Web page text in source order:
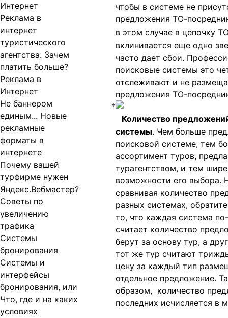
Интернет
Реклама в
интернет
туристического
агентства. Зачем
платить больше?
Реклама в
Интернет
Не баннером
единым... Новые
рекламные
форматы в
интернете
Почему вашей
турфирме нужен
Яндекс.Вебмастер?
Советы по
увеличению
трафика
Системы
бронирования
Системы и
интерфейсы
бронирования, или
Что, где и на каких
условиях
чтобы в системе не
предложения ТО-
в этом случае в цепочку
вклинивается еще одно
часто дает сбои.
поисковые системы это
отслеживают и не
предложения ТО-
Количество
системы. Чем больше
поисковой системе, тем
ассортимент туров,
турагентством, и тем шире
возможности его выбора.
сравнивая количество
разных системах,
то, что каждая система
считает количество
берут за основу тур, а
тот же тур считают
цену за каждый тип
отдельное предложение.
образом, количество
последних исчисляется в